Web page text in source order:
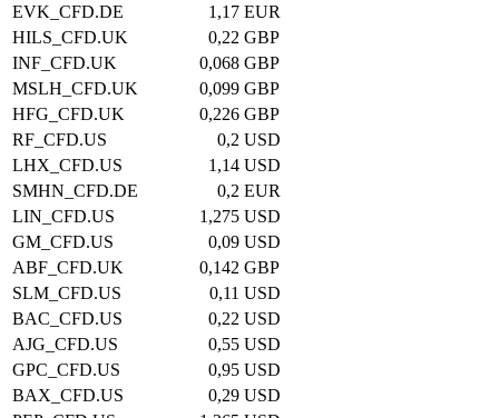
EVK_CFD.DE
1,17 EUR
HILS_CFD.UK
0,22 GBP
INF_CFD.UK
0,068 GBP
MSLH_CFD.UK
0,099 GBP
HFG_CFD.UK
0,226 GBP
RF_CFD.US
0,2 USD
LHX_CFD.US
1,14 USD
SMHN_CFD.DE
0,2 EUR
LIN_CFD.US
1,275 USD
GM_CFD.US
0,09 USD
ABF_CFD.UK
0,142 GBP
SLM_CFD.US
0,11 USD
BAC_CFD.US
0,22 USD
AJG_CFD.US
0,55 USD
GPC_CFD.US
0,95 USD
BAX_CFD.US
0,29 USD